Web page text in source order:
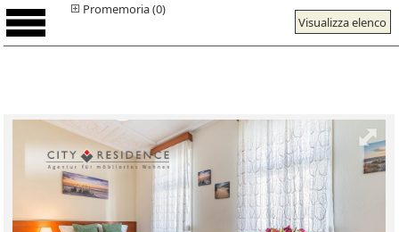
Visualizza elenco
Promemoria (0)